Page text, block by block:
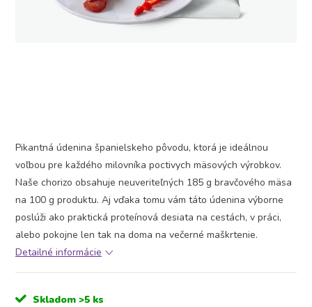
Pikantná údenina španielskeho pôvodu, ktorá je ideálnou
voľbou pre každého milovníka poctivych mäsových výrobkov.
Naše chorizo obsahuje neuveriteľných 185 g bravčového mäsa
na 100 g produktu. Aj vďaka tomu vám táto údenina výborne
poslúži ako praktická proteínová desiata na cestách, v práci,
alebo pokojne len tak na doma na večerné maškrtenie.
Detailné informácie
Skladom >5 ks